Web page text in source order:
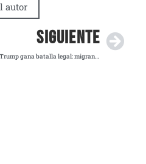
autor
SIGUIENTE
Trump gana batalla legal: migrantes podrían ser expulsados tras fallo del Tribunal Supremo